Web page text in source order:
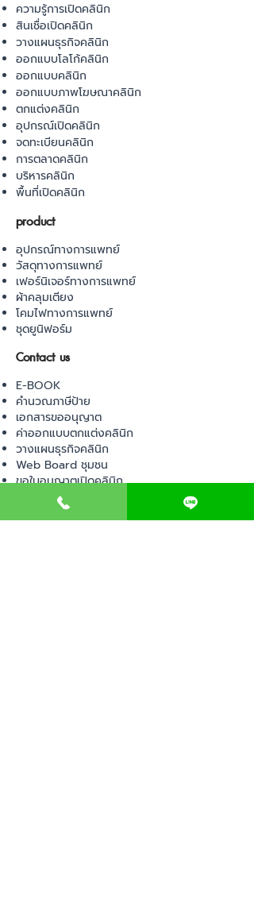
ความรู้การเปิดคลินิก
สินเชื่อเปิดคลินิก
วางแผนธุรกิจคลินิก
ออกแบบโลโก้คลินิก
ออกแบบคลินิก
ออกแบบภาพโฆษณาคลินิก
ตกแต่งคลินิก
อุปกรณ์เปิดคลินิก
จดทะเบียนคลินิก
การตลาดคลินิก
บริหารคลินิก
พื้นที่เปิดคลินิก
product
อุปกรณ์ทางการแพทย์
วัสดุทางการแพทย์
เฟอร์นิเจอร์ทางการแพทย์
ผ้าคลุมเตียง
โคมไฟทางการแพทย์
ชุดยูนิฟอร์ม
Contact us
E-BOOK
คำนวณภาษีป้าย
เอกสารขออนุญาต
ค่าออกแบบตกแต่งคลินิก
วางแผนธุรกิจคลินิก
Web Board ชุมชน
ขอใบอนุญาตเปิดคลินิก
ภาษีธุรกิจคลินิก
ตรวจสอบรายชื่อแพทย์